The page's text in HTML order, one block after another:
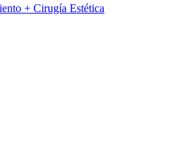
+ Cirugía Estética